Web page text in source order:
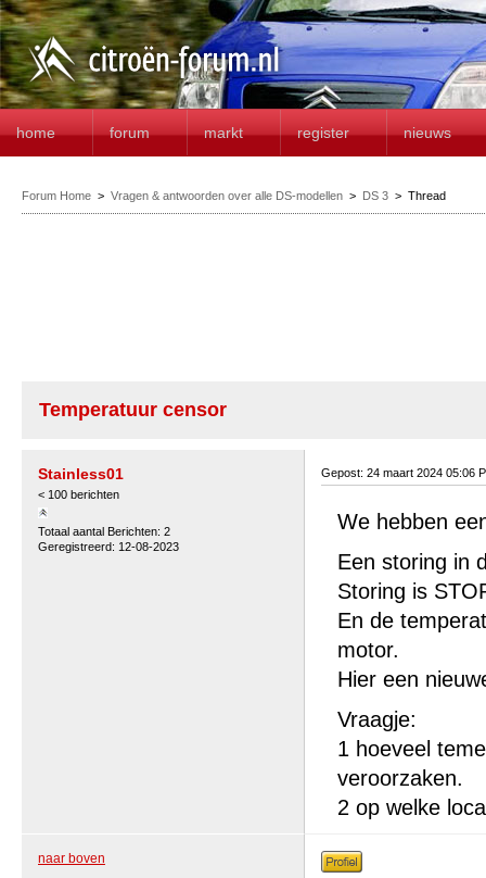
home forum markt register nieuws
Forum Home > Vragen & antwoorden over alle DS-modellen > DS 3 > Thread
Temperatuur censor
Stainless01
< 100 berichten
Totaal aantal Berichten: 2
Geregistreerd: 12-08-2023
Gepost: 24 maart 2024 05:06
We hebben
Een storing in
Storing is
En de
motor.
Hier een
Vraagje:
1 hoeveel
veroorzaken.
2 op welke
naar boven